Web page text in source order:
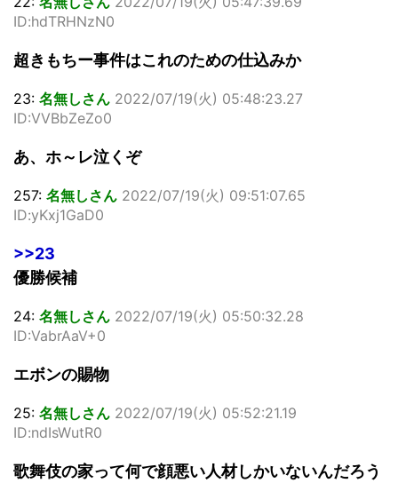
ID:hdTRHNzN0
超きもちー事件はこれのための仕込みか
23: 名無しさん 2022/07/19(火) 05:48:23.27
ID:VVBbZeZo0
あ、ホ～レ泣くぞ
257: 名無しさん 2022/07/19(火) 09:51:07.65
ID:yKxj1GaD0
>>23
優勝候補
24: 名無しさん 2022/07/19(火) 05:50:32.28
ID:VabrAaV+0
エボンの賜物
25: 名無しさん 2022/07/19(火) 05:52:21.19
ID:ndIsWutR0
歌舞伎の家って何で顔悪い人材しかいないんだろう